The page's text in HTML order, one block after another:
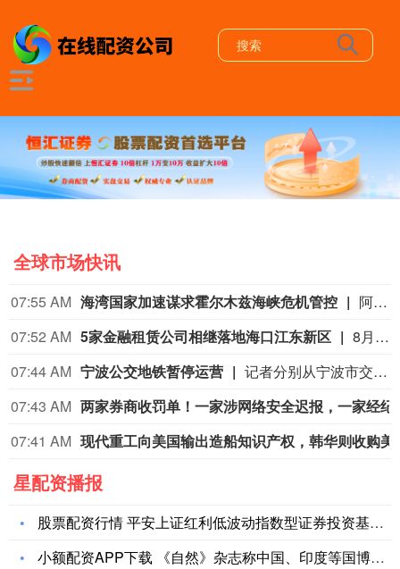
全球市场快讯
07:55 AM 海湾国家加速谋求霍尔木兹海峡危机管控
阿布扎比国家石油公司当地时间8日称，旗下一艘船只于当天在穿越霍尔木兹海峡时遭到导弹袭击。尽管袭击未造成人员伤亡，但阿联酋对此强烈谴责，称这一行为严重威胁商业航运安全，并要求霍尔木兹海峡全面、无条件重新开放。与此同时，伊朗与阿曼正在就新的通航机制展开谈判。随着冲突持续，海湾国家正在承受越来越直接的安全和经济压力，其外交与安全诉求也在发生微妙变化。（央视新闻）
07:52 AM 5家金融租赁公司相继落地海口江东新区
8月7日，中信金融租赁有限公司（以下简称中信金租）在海口江东新区完成管理型项目公司——信银租赁（海南）有限公司的注册设立。这是落地江东新区的第五家金融租赁管理型项目公司，标志着融资租赁产业的集聚效应正加速形成。（海南日报）
07:44 AM 宁波公交地铁暂停运营
记者分别从宁波市交通运输局和宁波市轨道交通集团有限公司获悉，受第13号台风“白海豚”影响，自8月9日起，宁波市公交集团、城乡公交、东方巴士、公运公交的公交线路和宁波地铁全线网暂停运营，后续恢复运营时间视台风动态和影响情况确定。（央广网）
07:43 AM
07:41 AM
星配资播报
股票配资行情 平安上证红利低波动指数型证券投资基金招募说明书
小额配资APP下载 《自然》杂志称中国、印度等国博士生人数“